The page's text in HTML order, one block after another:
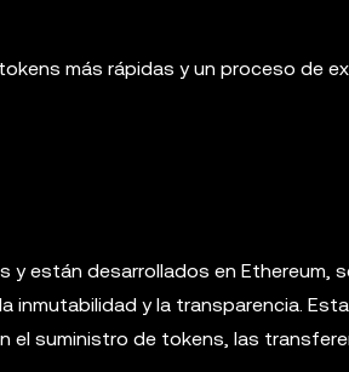
más rápidas y un proceso de
están desarrollados en Ethereum,
inmutabilidad y la transparencia.
el suministro de tokens, las